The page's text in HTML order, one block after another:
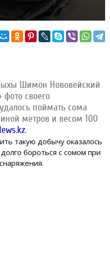
Шимон Нововейский
своего
поймать сома
метров и весом 100
.
такую добычу оказалось
бороться с сомом при